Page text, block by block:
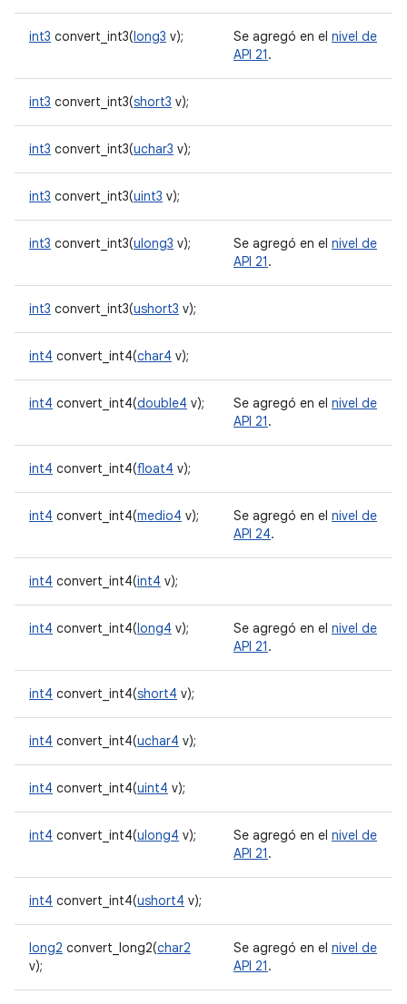
int3 convert_int3(long3 v); Se agregó en el nivel de
API 21.
int3 convert_int3(short3 v);
int3 convert_int3(uchar3 v);
int3 convert_int3(uint3 v);
int3 convert_int3(ulong3 v); Se agregó en el nivel de
API 21.
int3 convert_int3(ushort3 v);
int4 convert_int4(char4 v);
int4 convert_int4(double4 v); Se agregó en el nivel de
API 21.
int4 convert_int4(float4 v);
int4 convert_int4(medio4 v); Se agregó en el nivel de
API 24.
int4 convert_int4(int4 v);
int4 convert_int4(long4 v); Se agregó en el nivel de
API 21.
int4 convert_int4(short4 v);
int4 convert_int4(uchar4 v);
int4 convert_int4(uint4 v);
int4 convert_int4(ulong4 v); Se agregó en el nivel de
API 21.
int4 convert_int4(ushort4 v);
long2 convert_long2(char2
v);
Se agregó en el nivel de
API 21.